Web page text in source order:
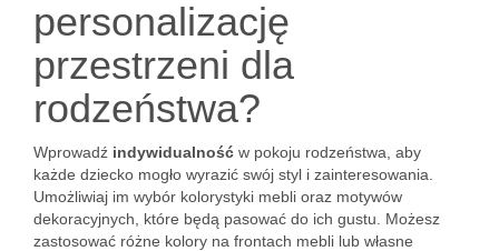
personalizację
przestrzeni dla
rodzeństwa?
Wprowadź indywidualność w pokoju rodzeństwa, aby
każde dziecko mogło wyrazić swój styl i zainteresowania.
Umożliwiaj im wybór kolorystyki mebli oraz motywów
dekoracyjnych, które będą pasować do ich gustu. Możesz
zastosować różne kolory na frontach mebli lub własne